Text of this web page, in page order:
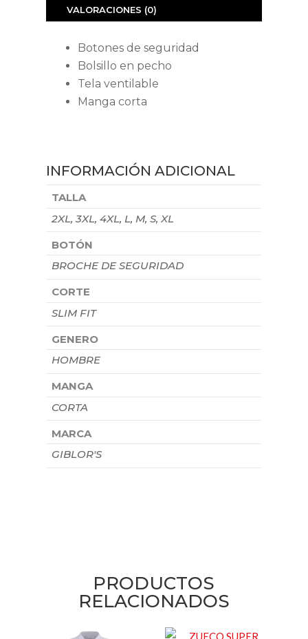
VALORACIONES (0)
Botones de seguridad
Bolsillo en pecho
Tela ventilable
Manga corta
INFORMACIÓN ADICIONAL
TALLA
2XL, 3XL, 4XL, L, M, S, XL
BOTÓN
BROCHE DE SEGURIDAD
CORTE
SLIM FIT
GENERO
HOMBRE
MANGA
CORTA
MARCA
GIBLOR'S
PRODUCTOS
RELACIONADOS